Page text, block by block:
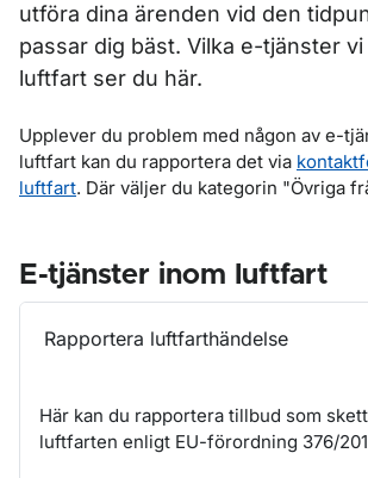
utföra dina ärenden vid den
passar dig bäst. Vilka e-tjänster
luftfart ser du här.
Upplever du problem med någon av e-
luftfart kan du rapportera det via
luftfart. Där väljer du kategorin "Övriga
E-tjänster inom luftfart
Rapportera luftfarthändelse
Här kan du rapportera tillbud som
luftfarten enligt EU-förordning 376/